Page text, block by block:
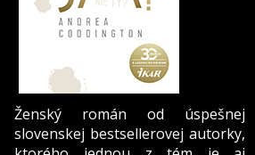
Ženský román od úspešnej
slovenskej bestsellerovej autorky,